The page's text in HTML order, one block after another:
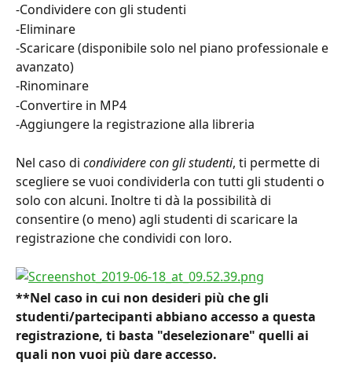
-Condividere con gli studenti
-Eliminare
-Scaricare (disponibile solo nel piano professionale e
avanzato)
-Rinominare
-Convertire in MP4
-Aggiungere la registrazione alla libreria
Nel caso di condividere con gli studenti, ti permette di
scegliere se vuoi condividerla con tutti gli studenti o
solo con alcuni. Inoltre ti dà la possibilità di
consentire (o meno) agli studenti di scaricare la
registrazione che condividi con loro.
**Nel caso in cui non desideri più che gli
studenti/partecipanti abbiano accesso a questa
registrazione, ti basta "deselezionare" quelli ai
quali non vuoi più dare accesso.